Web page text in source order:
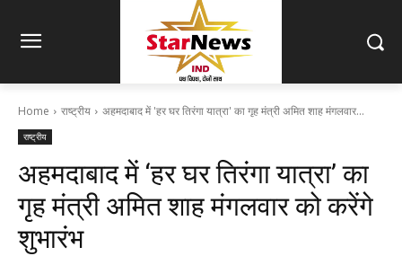
Home राष्ट्रीय अहमदाबाद में 'हर घर तिरंगा यात्रा' का गृह मंत्री अमित शाह मंगलवार...
राष्ट्रीय
अहमदाबाद में ‘हर घर तिरंगा यात्रा’ का
गृह मंत्री अमित शाह मंगलवार को करेंगे
शुभारंभ